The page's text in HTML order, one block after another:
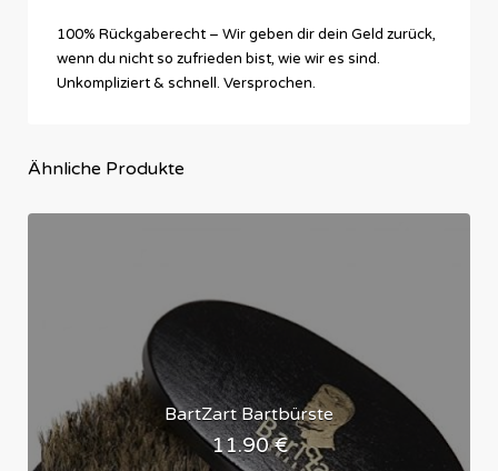
100% Rückgaberecht – Wir geben dir dein Geld zurück,
wenn du nicht so zufrieden bist, wie wir es sind.
Unkompliziert & schnell. Versprochen.
Ähnliche Produkte
BartZart Bartbürste
11.90€